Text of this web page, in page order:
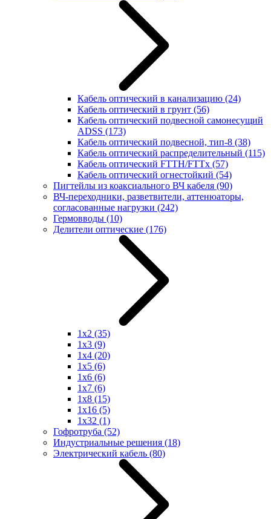
Кабель оптический в канализацию (24)
Кабель оптический в грунт (56)
Кабель оптический подвесной самонесущий
ADSS (173)
Кабель оптический подвесной, тип-8 (38)
Кабель оптический распределительный (115)
Кабель оптический FTTH/FTTx (57)
Кабель оптический огнестойкий (54)
Пигтейлы из коаксиального ВЧ кабеля (90)
ВЧ-переходники, разветвители, аттенюаторы,
согласованные нагрузки (242)
Гермовводы (10)
Делители оптические (176)
1x2 (35)
1x3 (9)
1x4 (20)
1x5 (6)
1x6 (6)
1x7 (6)
1x8 (15)
1x16 (5)
1x32 (1)
Гофротруба (52)
Индустриальные решения (18)
Электрический кабель (80)